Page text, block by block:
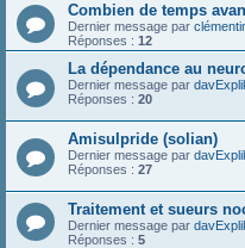
Combien de temps
Dernier message par
Réponses : 12
La dépendance au
Dernier message par
Réponses : 20
Amisulpride (solian)
Dernier message par
Réponses : 27
Traitement et sueurs
Dernier message par
Réponses : 5